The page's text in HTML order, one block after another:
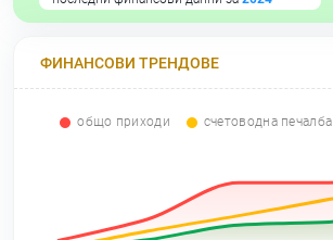
ФИНАНСОВИ ТРЕНДОВЕ
общо приходи счетоводна печалба